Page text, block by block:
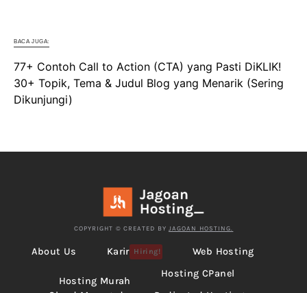
BACA JUGA:
77+ Contoh Call to Action (CTA) yang Pasti DiKLIK!
30+ Topik, Tema & Judul Blog yang Menarik (Sering
Dikunjungi)
COPYRIGHT © CREATED BY JAGOAN HOSTING.
About Us Karir Hiring! Web Hosting
Hosting Murah
Hosting CPanel